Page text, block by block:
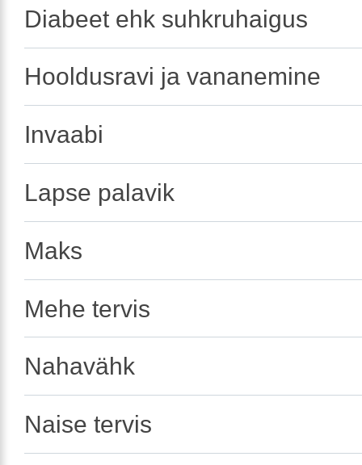
Diabeet ehk suhkruhaigus
Hooldusravi ja vananemine
Invaabi
Lapse palavik
Maks
Mehe tervis
Nahavähk
Naise tervis